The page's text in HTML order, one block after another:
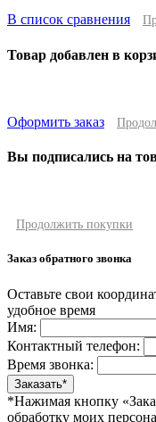
В список сравнения
Товар добавлен в
Оформить заказ
Вы подписались на
Продолжить покупки
Заказ обратного звонка
Оставьте свои
удобное время
Имя:
Контактный телефон:
Время звонка:
*Нажимая кнопку
обработку моих